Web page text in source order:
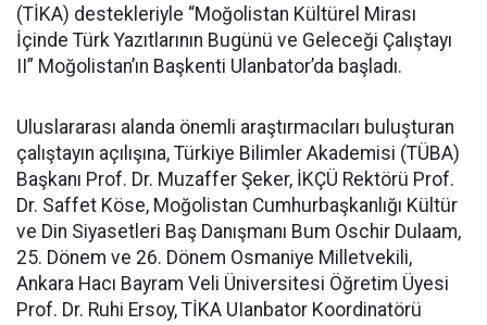
(TİKA) destekleriyle “Moğolistan Kültürel Mirası
İçinde Türk Yazıtlarının Bugünü ve Geleceği Çalıştayı
II” Moğolistan’ın Başkenti Ulanbator’da başladı.
Uluslararası alanda önemli araştırmacıları buluşturan
çalıştayın açılışına, Türkiye Bilimler Akademisi (TÜBA)
Başkanı Prof. Dr. Muzaffer Şeker, İKÇÜ Rektörü Prof.
Dr. Saffet Köse, Moğolistan Cumhurbaşkanlığı Kültür
ve Din Siyasetleri Baş Danışmanı Bum Oschir Dulaam,
25. Dönem ve 26. Dönem Osmaniye Milletvekili,
Ankara Hacı Bayram Veli Üniversitesi Öğretim Üyesi
Prof. Dr. Ruhi Ersoy, TİKA UIanbator Koordinatörü